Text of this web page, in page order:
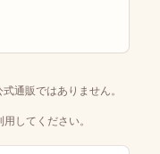
通販ではありません。
してください。